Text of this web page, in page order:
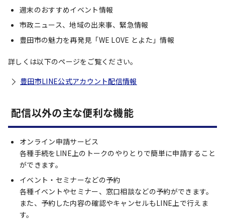
週末のおすすめイベント情報
市政ニュース、地域の出来事、緊急情報
豊田市の魅力を再発見「WE LOVE とよた」情報
詳しくは以下のページをご覧ください。
豊田市LINE公式アカウント配信情報
配信以外の主な便利な機能
オンライン申請サービス
各種手続をLINE上のトークのやりとりで簡単に申請すること
ができます。
イベント・セミナーなどの予約
各種イベントやセミナー、窓口相談などの予約ができます。
また、予約した内容の確認やキャンセルもLINE上で行えま
す。